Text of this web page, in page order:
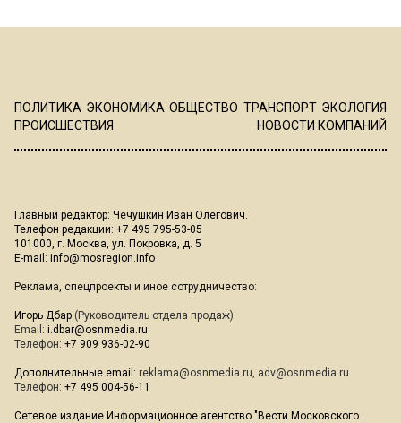
ПОЛИТИКА ЭКОНОМИКА ОБЩЕСТВО ТРАНСПОРТ ЭКОЛОГИЯ
ПРОИСШЕСТВИЯ
НОВОСТИ КОМПАНИЙ
Главный редактор: Чечушкин Иван Олегович.
Телефон редакции: +7 495 795-53-05
101000, г. Москва, ул. Покровка, д. 5
E-mail: info@mosregion.info
Реклама, спецпроекты и иное сотрудничество:
Игорь Дбар (Руководитель отдела продаж)
Email: i.dbar@osnmedia.ru
Телефон: +7 909 936-02-90
Дополнительные email: reklama@osnmedia.ru, adv@osnmedia.ru
Телефон: +7 495 004-56-11
Сетевое издание Информационное агентство "Вести Московского